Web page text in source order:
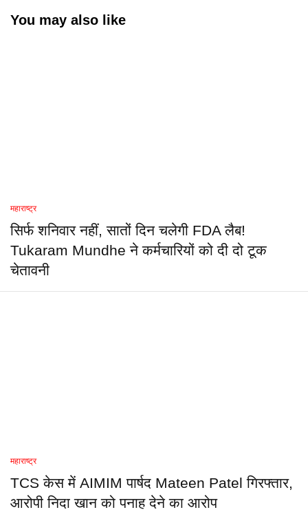
You may also like
महाराष्ट्र
सिर्फ शनिवार नहीं, सातों दिन चलेगी FDA लैब!
Tukaram Mundhe ने कर्मचारियों को दी दो टूक
चेतावनी
महाराष्ट्र
TCS केस में AIMIM पार्षद Mateen Patel गिरफ्तार,
आरोपी निदा खान को पनाह देने का आरोप